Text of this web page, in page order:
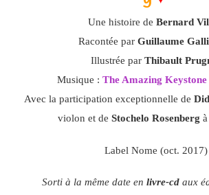
Une histoire de Bernard
Racontée par Guillaume
Illustrée par Thibault
Musique : The Amazing
Avec la participation exceptionnelle de
violon et de Stochelo Rosenberg
Label Nome (oct. 2017)
Sorti à la même date en livre-cdaux